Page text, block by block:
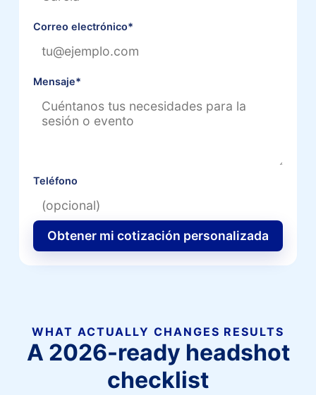
Correo electrónico*
Mensaje*
Teléfono
Obtener mi cotización personalizada
WHAT ACTUALLY CHANGES RESULTS
A 2026-ready headshot
checklist